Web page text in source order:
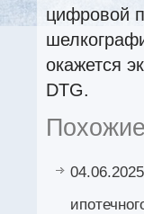
цифровой
окажется
DTG.
04.06.2025